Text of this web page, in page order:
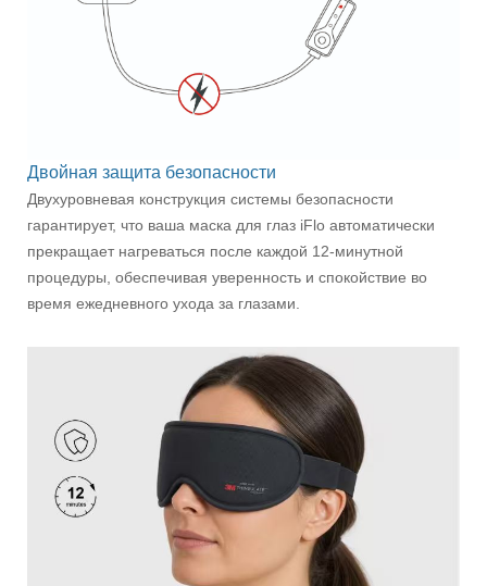
Двойная защита безопасности
Двухуровневая конструкция системы безопасности
гарантирует, что ваша маска для глаз iFlo автоматически
прекращает нагреваться после каждой 12-минутной
процедуры, обеспечивая уверенность и спокойствие во
время ежедневного ухода за глазами.